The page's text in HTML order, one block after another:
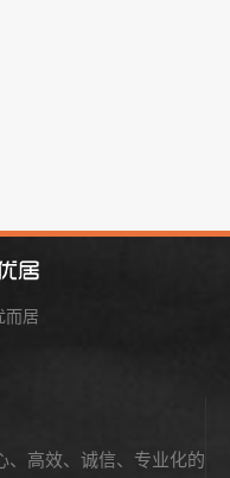
而居
、高效、诚信、专业化的